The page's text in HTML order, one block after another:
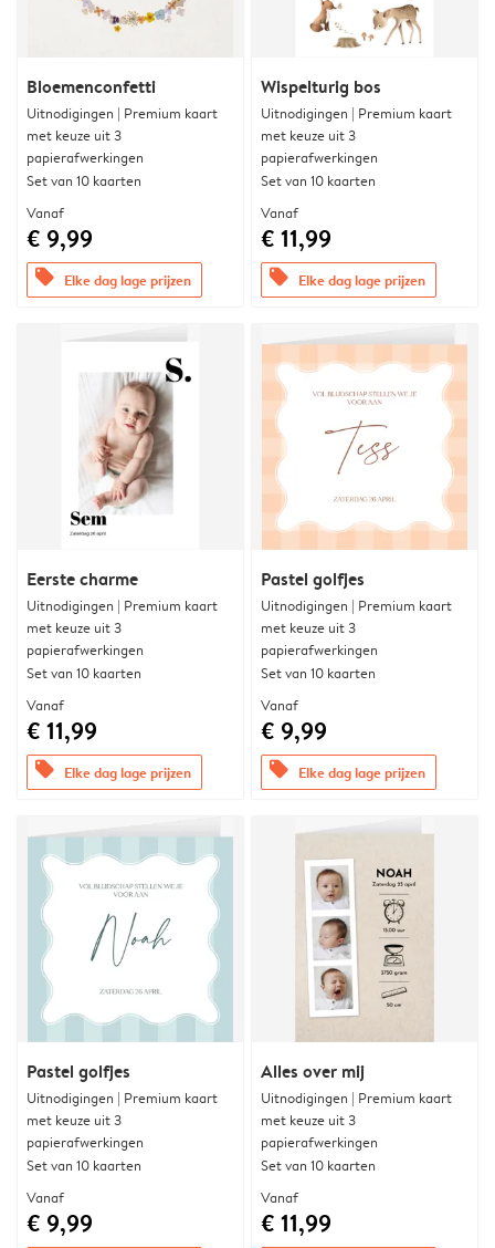
Bloemenconfetti
Uitnodigingen | Premium kaart
met keuze uit 3
papierafwerkingen
Set van 10 kaarten
Vanaf
€ 9,99
offers Elke dag lage prijzen
Wispelturig bos
Uitnodigingen | Premium kaart
met keuze uit 3
papierafwerkingen
Set van 10 kaarten
Vanaf
€ 11,99
offers Elke dag lage prijzen
Eerste charme
Uitnodigingen | Premium kaart
met keuze uit 3
papierafwerkingen
Set van 10 kaarten
Vanaf
€ 11,99
offers Elke dag lage prijzen
Pastel golfjes
Uitnodigingen | Premium kaart
met keuze uit 3
papierafwerkingen
Set van 10 kaarten
Vanaf
€ 9,99
offers Elke dag lage prijzen
Pastel golfjes
Uitnodigingen | Premium kaart
met keuze uit 3
papierafwerkingen
Set van 10 kaarten
Vanaf
€ 9,99
Alles over mij
Uitnodigingen | Premium kaart
met keuze uit 3
papierafwerkingen
Set van 10 kaarten
Vanaf
€ 11,99